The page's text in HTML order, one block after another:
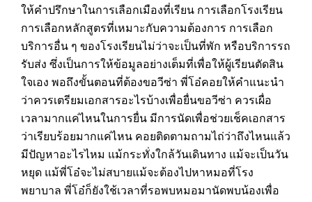
ให้คำปรึกษาในการเลือกเมืองที่เรียน การเลือกโรงเรียน
การเลือกหลักสูตรที่เหมาะกับความต้องการ การเลือก
บริการอื่น ๆ ของโรงเรียนไม่ว่าจะเป็นที่พัก หรือบริการรถ
รับส่ง ซึ่งเป็นการให้ข้อมูลอย่างเต็มที่เพื่อให้ผู้เรียนตัดสิน
ใจเอง พอถึงขั้นตอนที่ต้องขอวีซ่า พี่โอ๋คอยให้คำแนะนำ
ว่าควรเตรียมเอกสารอะไรบ้างเพื่อยื่นขอวีซ่า ควรเผื่อ
เวลามากแค่ไหนในการยื่น มีการนัดเพื่อช่วยเช็คเอกสาร
ว่าเรียบร้อยมากแค่ไหน คอยติดตามถามไถ่ว่าถึงไหนแล้ว
มีปัญหาอะไรไหม แม้กระทั่งใกล้วันเดินทาง แม้จะเป็นวัน
หยุด แม้พี่โอ๋จะไม่สบายแม้จะต้องไปหาหมอที่โรง
พยาบาล พี่โอ๋ก็ยังใช้เวลาที่รอพบหมอมานัดพบน้องเพื่อ